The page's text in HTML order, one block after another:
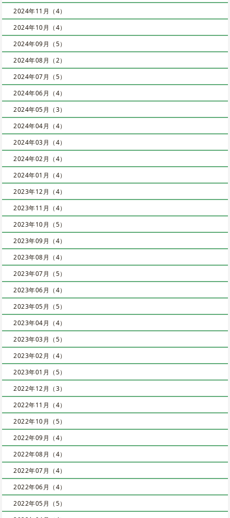
2024年11月（4）
2024年10月（4）
2024年09月（5）
2024年08月（2）
2024年07月（5）
2024年06月（4）
2024年05月（3）
2024年04月（4）
2024年03月（4）
2024年02月（4）
2024年01月（4）
2023年12月（4）
2023年11月（4）
2023年10月（5）
2023年09月（4）
2023年08月（4）
2023年07月（5）
2023年06月（4）
2023年05月（5）
2023年04月（4）
2023年03月（5）
2023年02月（4）
2023年01月（5）
2022年12月（3）
2022年11月（4）
2022年10月（5）
2022年09月（4）
2022年08月（4）
2022年07月（4）
2022年06月（4）
2022年05月（5）